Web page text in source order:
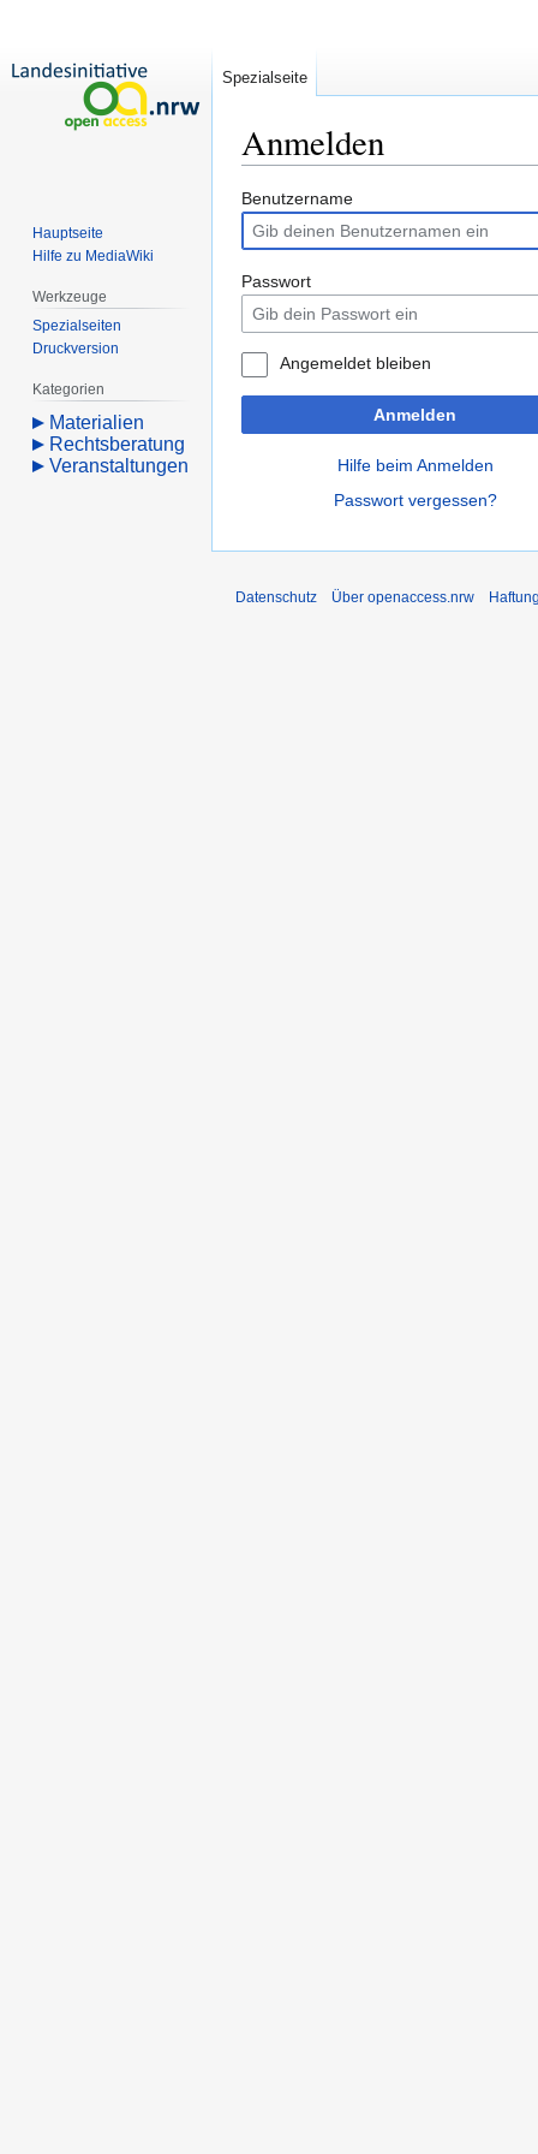
Anmelden
Zur
Navigation
springen
Zur
Suche
springen
Benutzername
Passwort
Angemeldet bleiben
Anmelden
Hilfe beim Anmelden
Passwort vergessen?
Spezialseite
Hauptseite
Hilfe zu MediaWiki
Werkzeuge
Spezialseiten
Druckversion
Kategorien
Materialien
Rechtsberatung
Veranstaltungen
Datenschutz Über openaccess.nrw